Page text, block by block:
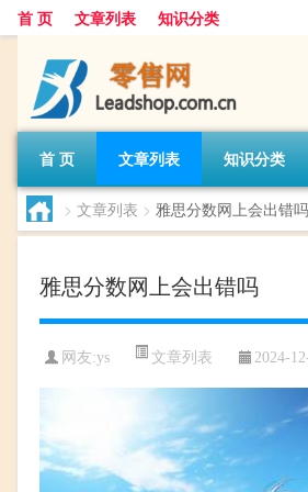
首 页 文章列表 知识分类
首 页 文章列表 知识分类
> 文章列表 > 雅思分数网上会出错吗
雅思分数网上会出错吗
网友:ys 文章列表 2024-